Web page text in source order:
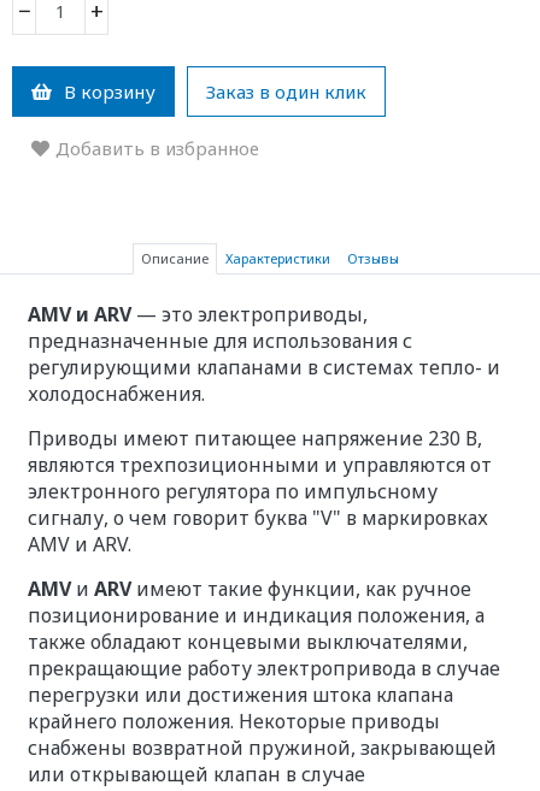
− +
В корзину Заказ в один клик
Добавить в избранное
Описание Характеристики Отзывы
AMV и ARV — это электроприводы,
предназначенные для использования с
регулирующими клапанами в системах тепло- и
холодоснабжения.
Приводы имеют питающее напряжение 230 В,
являются трехпозиционными и управляются от
электронного регулятора по импульсному
сигналу, о чем говорит буква "V" в маркировках
AMV и ARV.
AMV и ARV имеют такие функции, как ручное
позиционирование и индикация положения, а
также обладают концевыми выключателями,
прекращающие работу электропривода в случае
перегрузки или достижения штока клапана
крайнего положения. Некоторые приводы
снабжены возвратной пружиной, закрывающей
или открывающей клапан в случае